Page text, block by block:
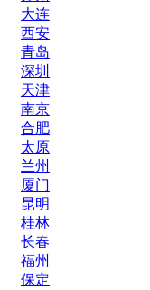
大连
西安
青岛
深圳
天津
南京
合肥
太原
兰州
厦门
昆明
桂林
长春
福州
保定